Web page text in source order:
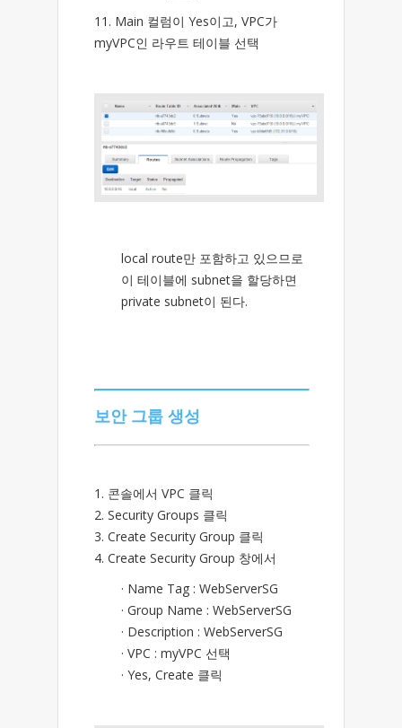
11. Main 컬럼이 Yes이고, VPC가
myVPC인 라우트 테이블 선택
local route만 포함하고 있으므로
이 테이블에 subnet을 할당하면
private subnet이 된다.
보안 그룹 생성
1. 콘솔에서 VPC 클릭
2. Security Groups 클릭
3. Create Security Group 클릭
4. Create Security Group 창에서
· Name Tag : WebServerSG
· Group Name : WebServerSG
· Description : WebServerSG
· VPC : myVPC 선택
· Yes, Create 클릭